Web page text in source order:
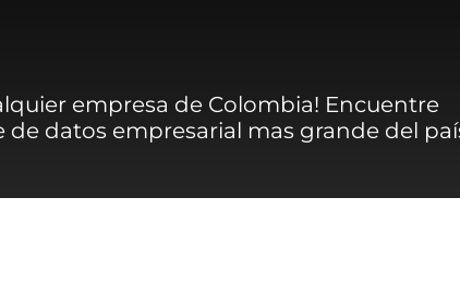
empresa de Colombia! Encuentre
de datos empresarial mas grande del